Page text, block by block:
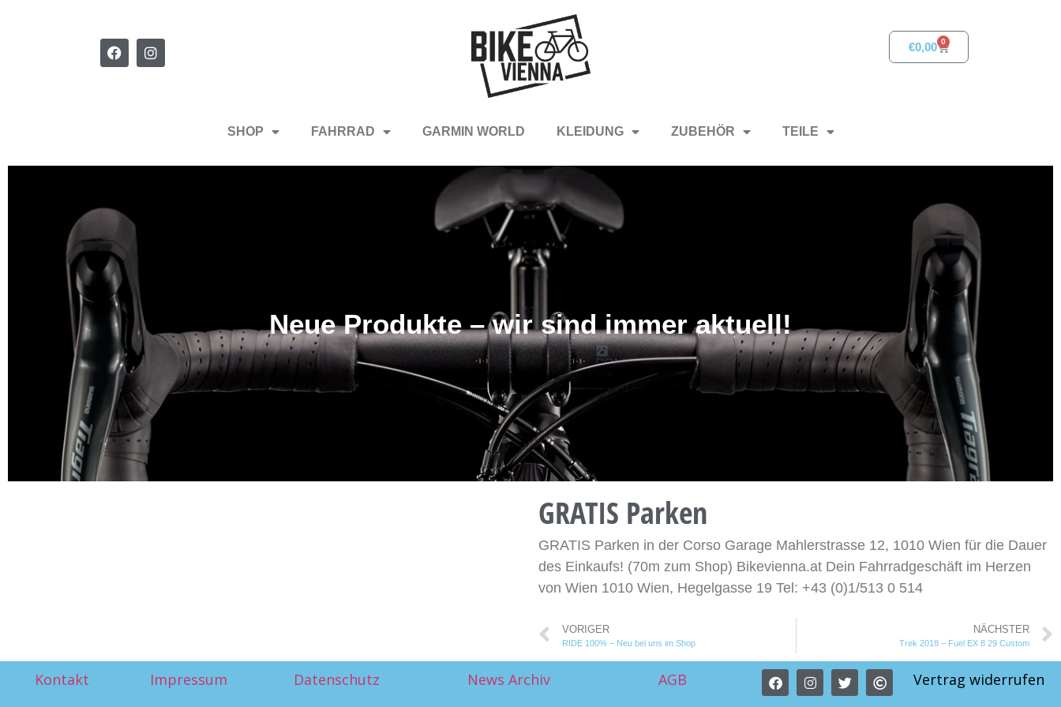
€0,00 0
SHOP FAHRRAD GARMIN WORLD KLEIDUNG ZUBEHÖR TEILE
Neue Produkte – wir sind immer aktuell!
GRATIS Parken
GRATIS Parken in der Corso Garage Mahlerstrasse 12, 1010 Wien für die Dauer
des Einkaufs! (70m zum Shop) Bikevienna.at Dein Fahrradgeschäft im Herzen
von Wien 1010 Wien, Hegelgasse 19 Tel: +43 (0)1/513 0 514
VORIGER
RIDE 100% – Neu bei uns im Shop
NÄCHSTER
Trek 2018 – Fuel EX 8 29 Custom
Kontakt Impressum Datenschutz News Archiv AGB Vertrag widerrufen